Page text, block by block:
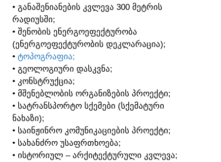
• ᲒᲐᲜᲐᲨᲔᲜᲘᲐᲜᲔᲑᲘᲡ ᲙᲕᲚᲔᲕᲐ 300 ᲛᲔᲢᲠᲘᲡ
ᲠᲐᲓᲘᲣᲡᲨᲘ;
• ᲨᲔᲜᲝᲑᲘᲡ ᲔᲜᲔᲠᲒᲝᲔᲤᲔᲥᲢᲣᲠᲝᲑᲐ
(ᲔᲜᲔᲠᲒᲝᲔᲤᲔᲥᲢᲣᲠᲝᲑᲘᲡ ᲓᲔᲙᲚᲐᲠᲐᲪᲘᲐ);
• ᲢᲝᲞᲝᲒᲠᲐᲤᲘᲐ;
• ᲒᲔᲝᲚᲝᲒᲘᲣᲠᲘ ᲓᲐᲡᲙᲕᲜᲐ;
• ᲙᲝᲜᲡᲢᲠᲣᲥᲪᲘᲐ;
• ᲛᲨᲔᲜᲔᲑᲚᲝᲑᲘᲡ ᲝᲠᲒᲐᲜᲘᲖᲔᲑᲘᲡ ᲞᲠᲝᲔᲥᲢᲘ;
• ᲡᲐᲢᲠᲐᲜᲡᲞᲝᲠᲢᲝ ᲡᲥᲔᲛᲔᲑᲘ (ᲡᲥᲔᲛᲐᲢᲣᲠᲘ
ᲜᲐᲮᲐᲖᲘ);
• ᲡᲐᲘᲜᲟᲘᲜᲠᲝ ᲙᲝᲛᲣᲜᲘᲙᲐᲪᲘᲔᲑᲘᲡ ᲞᲠᲝᲔᲥᲢᲘ;
• ᲡᲐᲮᲐᲜᲫᲠᲝ ᲣᲡᲐᲤᲠᲗᲮᲝᲔᲑᲐ;
• ᲘᲡᲢᲝᲠᲘᲣᲚ – ᲐᲠᲥᲘᲢᲔᲥᲢᲣᲠᲣᲚᲘ ᲙᲕᲚᲔᲕᲐ;